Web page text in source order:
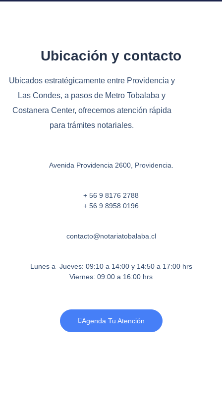
Ubicación y contacto
Ubicados estratégicamente entre Providencia y
Las Condes, a pasos de Metro Tobalaba y
Costanera Center, ofrecemos atención rápida
para trámites notariales.
Avenida Providencia 2600, Providencia.
+ 56 9 8176 2788
+ 56 9 8958 0196
contacto@notariatobalaba.cl
Lunes a Jueves: 09:10 a 14:00 y 14:50 a 17:00 hrs
Viernes: 09:00 a 16:00 hrs
Agenda Tu Atención